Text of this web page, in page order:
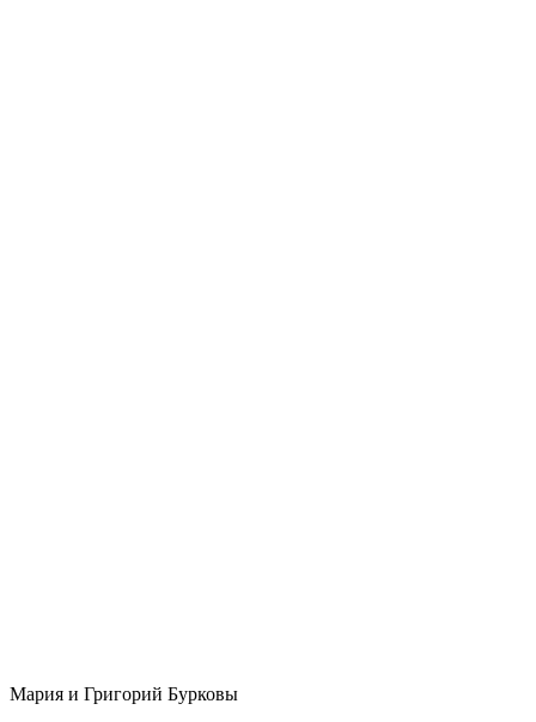
Мария и Григорий Бурковы